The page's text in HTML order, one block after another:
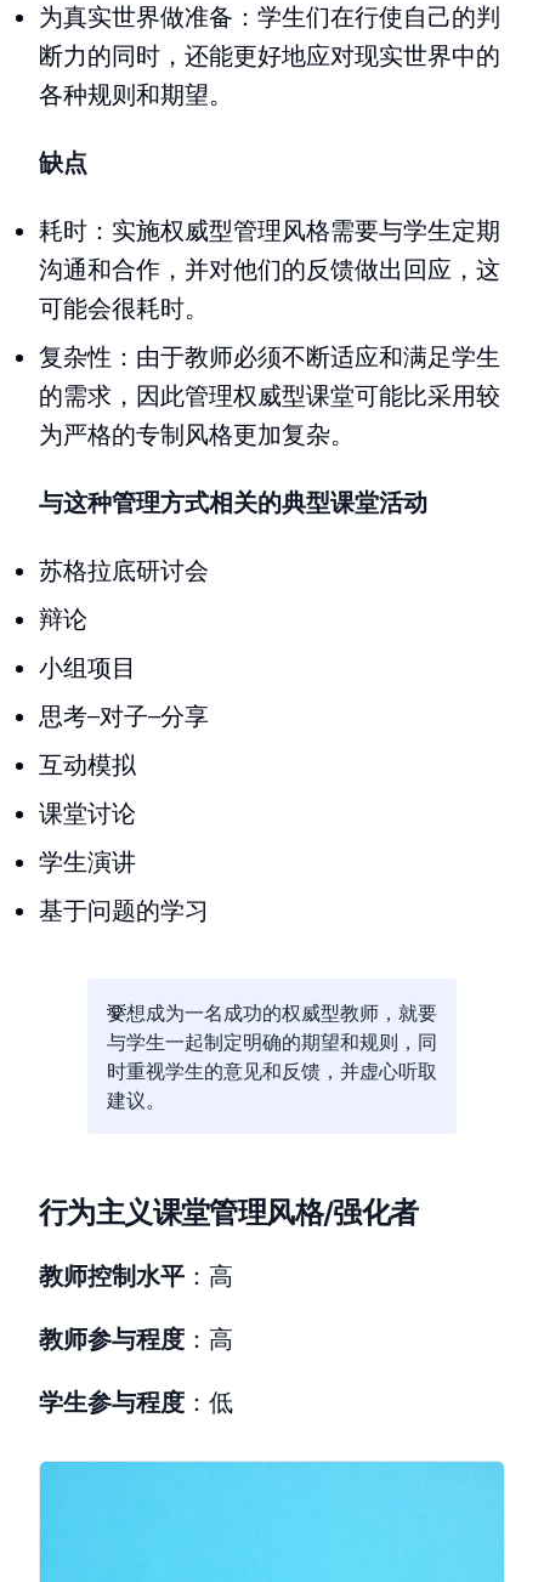
为真实世界做准备：学生们在行使自己的判
断力的同时，还能更好地应对现实世界中的
各种规则和期望。
缺点
耗时：实施权威型管理风格需要与学生定期
沟通和合作，并对他们的反馈做出回应，这
可能会很耗时。
复杂性：由于教师必须不断适应和满足学生
的需求，因此管理权威型课堂可能比采用较
为严格的专制风格更加复杂。
与这种管理方式相关的典型课堂活动
苏格拉底研讨会
辩论
小组项目
思考–对子–分享
互动模拟
课堂讨论
学生演讲
基于问题的学习
要想成为一名成功的权威型教师，就要
与学生一起制定明确的期望和规则，同
时重视学生的意见和反馈，并虚心听取
建议。
行为主义课堂管理风格/强化者
教师控制水平 ：高
教师参与程度 ：高
学生参与程度 ：低